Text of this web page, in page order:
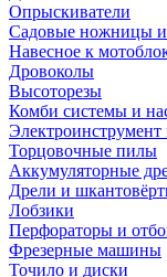
Опрыскиватели
Садовые ножницы и
Навесное к
Дровоколы
Высоторезы
Комби системы и
Торцовочные пилы
Аккумуляторные
Дрели и
Лобзики
Перфораторы и
Фрезерные машины
Точило и диски